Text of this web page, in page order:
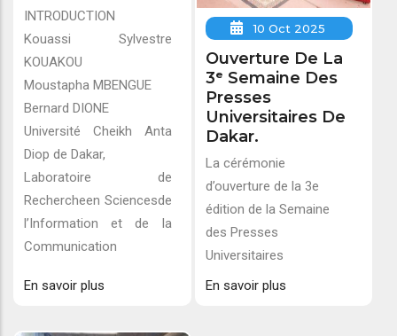
INTRODUCTION
Kouassi Sylvestre
KOUAKOU
Moustapha MBENGUE
Bernard DIONE
Université Cheikh Anta
Diop de Dakar,
Laboratoire de
Rechercheen Sciencesde
l’Information et de la
Communication
En savoir plus
10 Oct 2025
Ouverture De La
3ᵉ Semaine Des
Presses
Universitaires De
Dakar.
La cérémonie
d’ouverture de la 3e
édition de la Semaine
des Presses
Universitaires
En savoir plus